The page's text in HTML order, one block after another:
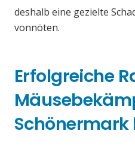
deshalb eine gezielte
vonnöten.
Erfolgreiche
Schönermark